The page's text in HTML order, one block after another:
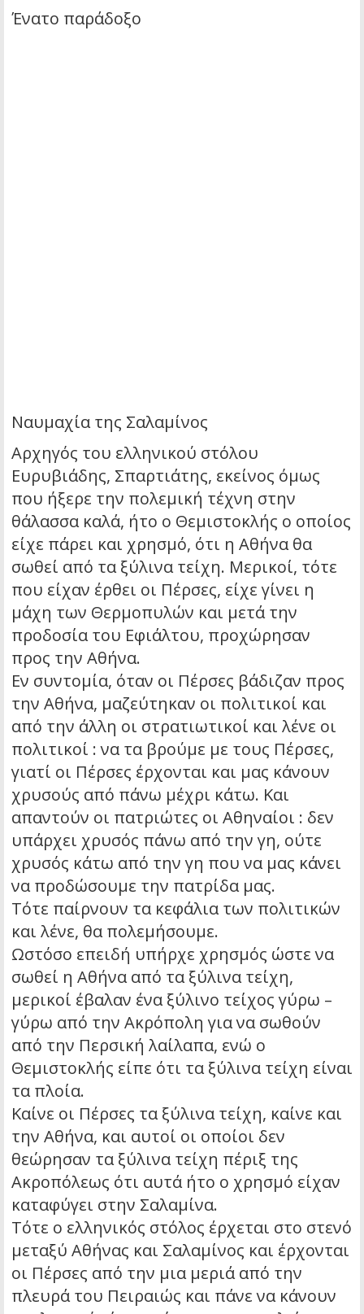
Ένατο παράδοξο
Ναυμαχία της Σαλαμίνος
Αρχηγός του ελληνικού στόλου
Ευρυβιάδης, Σπαρτιάτης, εκείνος όμως
που ήξερε την πολεμική τέχνη στην
θάλασσα καλά, ήτο ο Θεμιστοκλής ο οποίος
είχε πάρει και χρησμό, ότι η Αθήνα θα
σωθεί από τα ξύλινα τείχη. Μερικοί, τότε
που είχαν έρθει οι Πέρσες, είχε γίνει η
μάχη των Θερμοπυλών και μετά την
προδοσία του Εφιάλτου, προχώρησαν
προς την Αθήνα.
Εν συντομία, όταν οι Πέρσες βάδιζαν προς
την Αθήνα, μαζεύτηκαν οι πολιτικοί και
από την άλλη οι στρατιωτικοί και λένε οι
πολιτικοί : να τα βρούμε με τους Πέρσες,
γιατί οι Πέρσες έρχονται και μας κάνουν
χρυσούς από πάνω μέχρι κάτω. Και
απαντούν οι πατριώτες οι Αθηναίοι : δεν
υπάρχει χρυσός πάνω από την γη, ούτε
χρυσός κάτω από την γη που να μας κάνει
να προδώσουμε την πατρίδα μας.
Τότε παίρνουν τα κεφάλια των πολιτικών
και λένε, θα πολεμήσουμε.
Ωστόσο επειδή υπήρχε χρησμός ώστε να
σωθεί η Αθήνα από τα ξύλινα τείχη,
μερικοί έβαλαν ένα ξύλινο τείχος γύρω –
γύρω από την Ακρόπολη για να σωθούν
από την Περσική λαίλαπα, ενώ ο
Θεμιστοκλής είπε ότι τα ξύλινα τείχη είναι
τα πλοία.
Καίνε οι Πέρσες τα ξύλινα τείχη, καίνε και
την Αθήνα, και αυτοί οι οποίοι δεν
θεώρησαν τα ξύλινα τείχη πέριξ της
Ακροπόλεως ότι αυτά ήτο ο χρησμό είχαν
καταφύγει στην Σαλαμίνα.
Τότε ο ελληνικός στόλος έρχεται στο στενό
μεταξύ Αθήνας και Σαλαμίνος και έρχονται
οι Πέρσες από την μια μεριά από την
πλευρά του Πειραιώς και πάνε να κάνουν